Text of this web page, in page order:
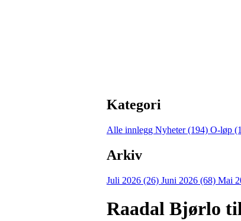
Kategori
Alle innlegg Nyheter (194) O-løp
Arkiv
Juli 2026 (26) Juni 2026 (68) Mai
Raadal Bjørlo